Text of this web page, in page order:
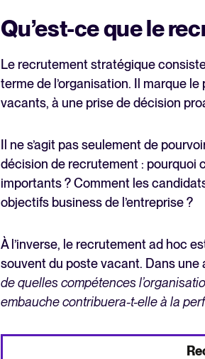
Qu’est-ce que le
Le recrutement stratégique
terme de l’organisation. Il marque
vacants, à une prise de décision
Il ne s’agit pas seulement de
décision de recrutement : pourquoi
importants ? Comment les
objectifs business de l’entreprise ?
À l’inverse, le recrutement ad hoc
souvent du poste vacant. Dans
de quelles compétences
embauche contribuera-t-elle à la